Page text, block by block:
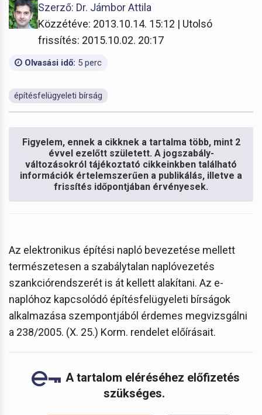
Szerző: Dr. Jámbor Attila
Közzétéve: 2013.10.14. 15:12 | Utolsó
frissítés: 2015.10.02. 20:17
Olvasási idő: 5 perc
építésfelügyeleti bírság
Figyelem, ennek a cikknek a tartalma több, mint 2
évvel ezelőtt született. A jogszabály-
változásokról tájékoztató cikkeinkben található
információk értelemszerűen a publikálás, illetve a
frissítés időpontjában érvényesek.
Az elektronikus építési napló bevezetése mellett
természetesen a szabálytalan naplóvezetés
szankciórendszerét is át kellett alakítani. Az e-
naplóhoz kapcsolódó építésfelügyeleti bírságok
alkalmazása szempontjából érdemes megvizsgálni
a 238/2005. (X. 25.) Korm. rendelet előírásait.
A tartalom eléréséhez előfizetés
szükséges.